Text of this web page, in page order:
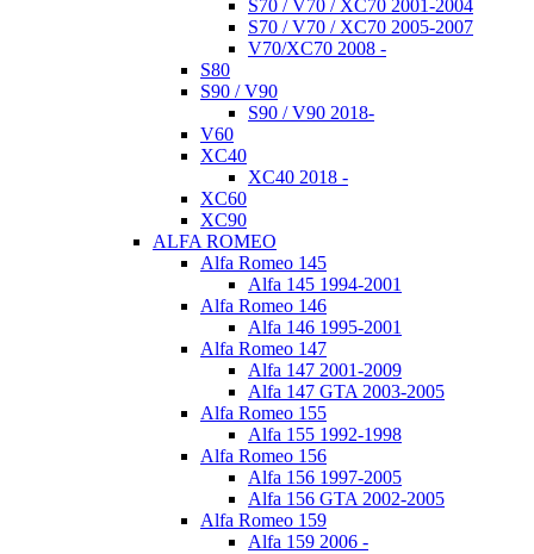
S70 / V70 / XC70 2001-2004
S70 / V70 / XC70 2005-2007
V70/XC70 2008 -
S80
S90 / V90
S90 / V90 2018-
V60
XC40
XC40 2018 -
XC60
XC90
ALFA ROMEO
Alfa Romeo 145
Alfa 145 1994-2001
Alfa Romeo 146
Alfa 146 1995-2001
Alfa Romeo 147
Alfa 147 2001-2009
Alfa 147 GTA 2003-2005
Alfa Romeo 155
Alfa 155 1992-1998
Alfa Romeo 156
Alfa 156 1997-2005
Alfa 156 GTA 2002-2005
Alfa Romeo 159
Alfa 159 2006 -